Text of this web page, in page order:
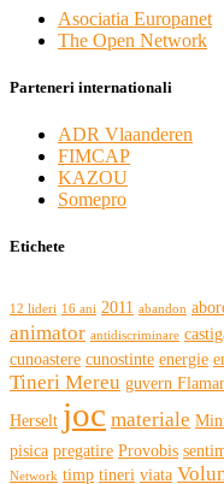
Asociatia Europanet
The Open Network
Parteneri internationali
ADR Vlaanderen
FIMCAP
KAZOU
Somepro
Etichete
12 lideri 16 ani 2011 abandon
animator antidiscriminare
cunoastere cunostinte energie
Tineri Mereu guvern
Herselt joc materiale
pisica pregatire Provobis
Network timp tineri viata